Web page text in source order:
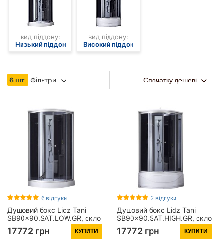
вид піддону:
Низький піддон
вид піддону:
Високий піддон
6 шт. Фільтри Спочатку дешеві
6 відгуки
Душовий бокс Lidz Tani
SB90x90.SAT.LOW.GR, скло
тоноване 4 мм
17772 грн КУПИТИ
2 відгуки
Душовий бокс Lidz Tani
SB90x90.SAT.HIGH.GR, скло
тоноване 4 мм
17772 грн КУПИТИ